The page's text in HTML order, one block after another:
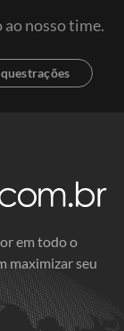
nosso time.
em todo o
maximizar seu